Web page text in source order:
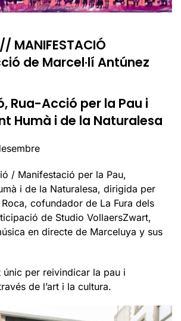
MANIFESTACIÓ
de Marcel·lí Antúnez
Rua-Acció per la Pau i
Humà i de la Naturalesa
/ Manifestació per la Pau,
i de la Naturalesa, dirigida per
Roca, cofundador de La Fura dels
de Studio VollaersZwart,
en directe de Marceluya y sus
únic per reivindicar la pau i
de l’art i la cultura.